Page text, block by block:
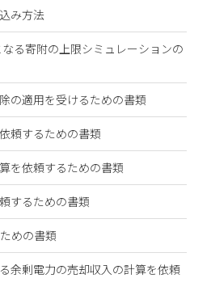
み方法
る寄附の上限シミュレーションの
の適用を受けるための書類
頼するための書類
を依頼するための書類
するための書類
めの書類
余剰電力の売却収入の計算を依頼